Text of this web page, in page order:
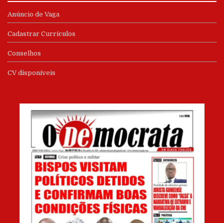
Anúncio de Vaga
Cadastrar Currículos
Conselhos
CV disponíveis